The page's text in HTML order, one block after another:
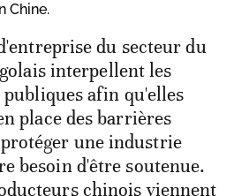
Chine.
du secteur du
interpellent les
afin qu'elles
place des barrières
une industrie
besoin d'être soutenue.
chinois viennent